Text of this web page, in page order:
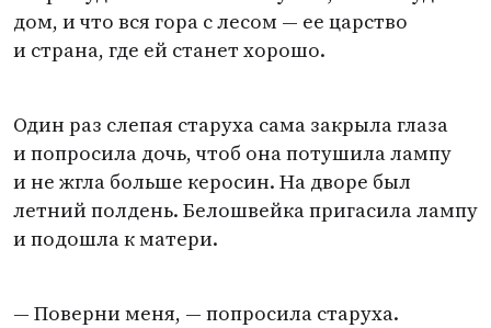
дом, и что вся гора с лесом — ее царство
и страна, где ей станет хорошо.
Один раз слепая старуха сама закрыла глаза
и попросила дочь, чтоб она потушила лампу
и не жгла больше керосин. На дворе был
летний полдень. Белошвейка пригасила лампу
и подошла к матери.
— Поверни меня, — попросила старуха.